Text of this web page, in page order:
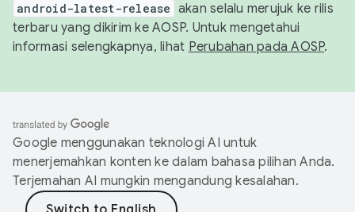
android-latest-release akan selalu merujuk ke rilis
terbaru yang dikirim ke AOSP. Untuk mengetahui
informasi selengkapnya, lihat Perubahan pada AOSP.
Google menggunakan teknologi AI untuk
menerjemahkan konten ke dalam bahasa pilihan Anda.
Terjemahan AI mungkin mengandung kesalahan.